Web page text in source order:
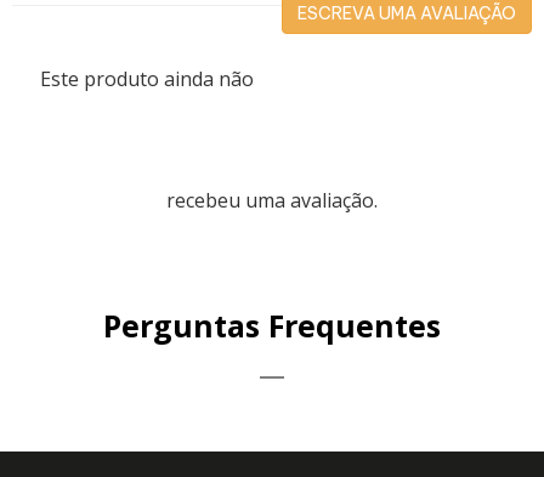
ESCREVA UMA AVALIAÇÃO
Este produto ainda não
recebeu uma avaliação.
Perguntas Frequentes